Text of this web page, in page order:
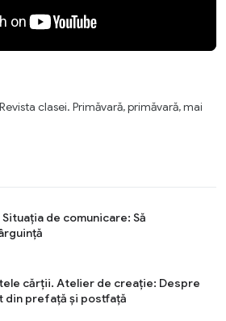
clasei. Primăvară, primăvară, mai
de comunicare: Să
cărţii. Atelier de creație: Despre
din prefață și postfață